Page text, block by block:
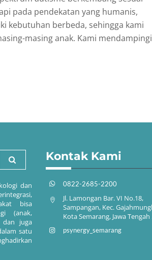
pada pendekatan yang humanis,
kebutuhan berbeda, sehingga kami
masing anak. Kami mendampingi
dan
bisa
(anak,
dan juga
satu
Kontak Kami
0822-2685-2200
Jl. Lamongan Bar. VI No.18,
Sampangan, Kec.
Kota Semarang, Jawa Tengah
psynergy_semarang